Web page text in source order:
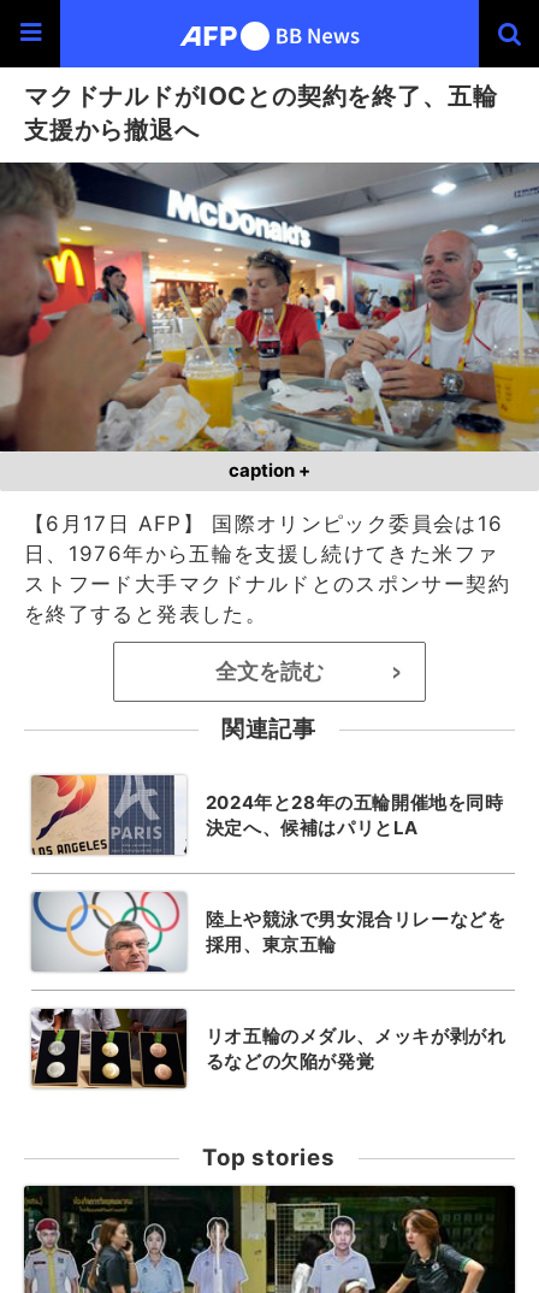
マクドナルドがIOCとの契約を終了、五輪
支援から撤退へ
caption +
【6月17日 AFP】 国際オリンピック委員会は16
日、1976年から五輪を支援し続けてきた米ファ
ストフード大手マクドナルドとのスポンサー契約
を終了すると発表した。
全文を読む >
関連記事
2024年と28年の五輪開催地を同時
決定へ、候補はパリとLA
陸上や競泳で男女混合リレーなどを
採用、東京五輪
リオ五輪のメダル、メッキが剥がれ
るなどの欠陥が発覚
Top stories